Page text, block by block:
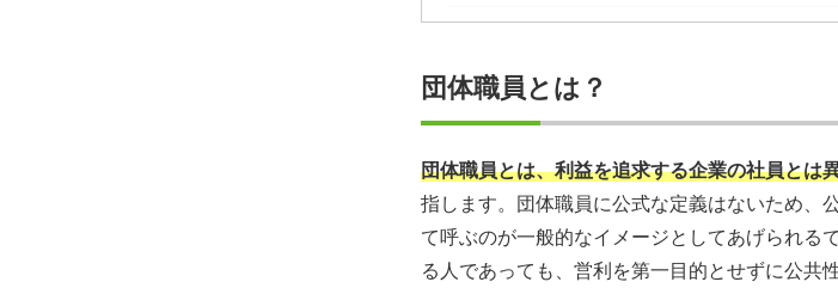
団体職員に求められる3つのスキルや素質
自分に合った仕事を探したいならプロに相談しよう
団体職員とは？
団体職員とは、利益を追求する企業の社員とは
指します。団体職員に公式な定義はないため、
て呼ぶのが一般的なイメージとしてあげられる
る人であっても、営利を第一目的とせずに公共